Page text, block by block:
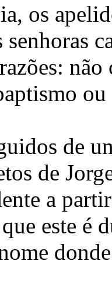
os
de
de
a
este é